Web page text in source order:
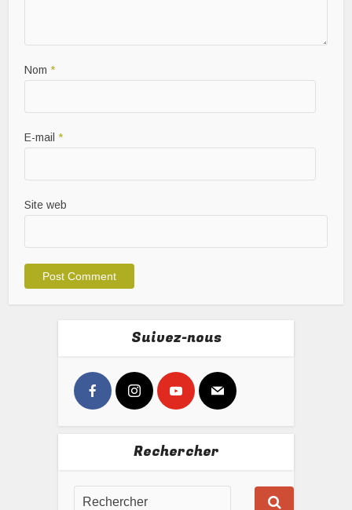
Nom*
E-mail*
Site web
Suivez-nous
Rechercher